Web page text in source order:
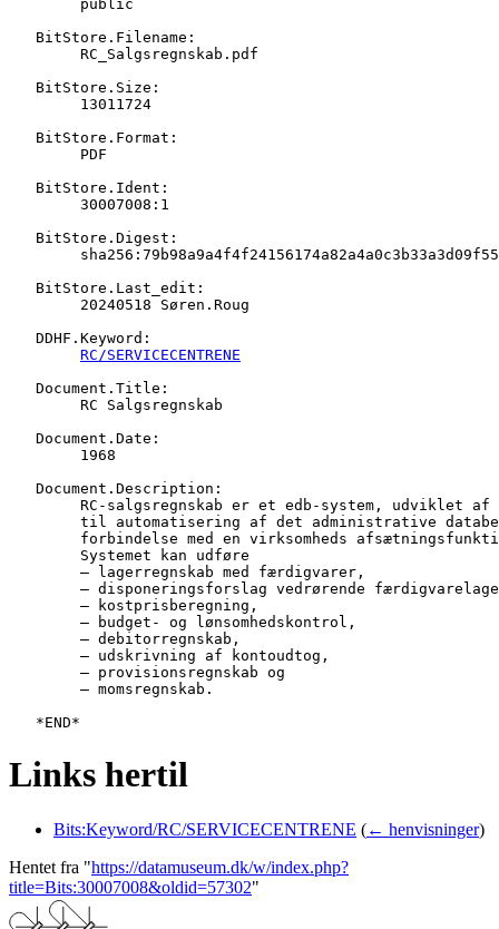
   BitStore.Filename:
   BitStore.Size:
   BitStore.Format:
   BitStore.Ident:
   BitStore.Digest:
   BitStore.Last_edit:
   DDHF.Keyword:
RC/SERVICECENTRENE
   Document.Title:
   Document.Date:
   Document.Description:
Links hertil
Bits:Keyword/RC/SERVICECENTRENE (← henvisninger)
Hentet fra "https://datamuseum.dk/w/index.php?
title=Bits:30007008&oldid=57302"